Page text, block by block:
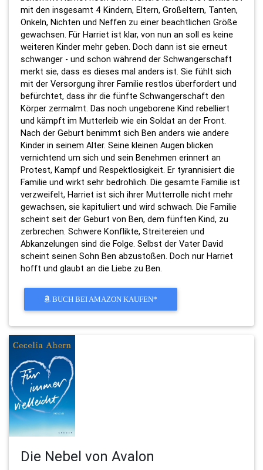
mit den insgesamt 4 Kindern, Eltern, Großeltern, Tanten,
Onkeln, Nichten und Neffen zu einer beachtlichen Größe
gewachsen. Für Harriet ist klar, von nun an soll es keine
weiteren Kinder mehr geben. Doch dann ist sie erneut
schwanger - und schon während der Schwangerschaft
merkt sie, dass es dieses mal anders ist. Sie fühlt sich
mit der Versorgung ihrer Familie restlos überfordert und
befürchtet, dass ihr die fünfte Schwangerschaft den
Körper zermalmt. Das noch ungeborene Kind rebelliert
und kämpft im Mutterleib wie ein Soldat an der Front.
Nach der Geburt benimmt sich Ben anders wie andere
Kinder in seinem Alter. Seine kleinen Augen blicken
vernichtend um sich und sein Benehmen erinnert an
Protest, Kampf und Respektlosigkeit. Er tyrannisiert die
Familie und wirkt sehr bedrohlich. Die gesamte Familie ist
verzweifelt, Harriet ist sich ihrer Mutterrolle nicht mehr
gewachsen, sie kapituliert und wird schwach. Die Familie
scheint seit der Geburt von Ben, dem fünften Kind, zu
zerbrechen. Schwere Konflikte, Streitereien und
Abkanzelungen sind die Folge. Selbst der Vater David
scheint seinen Sohn Ben abzustoßen. Doch nur Harriet
hofft und glaubt an die Liebe zu Ben.
BUCH BEI AMAZON KAUFEN*
Die Nebel von Avalon